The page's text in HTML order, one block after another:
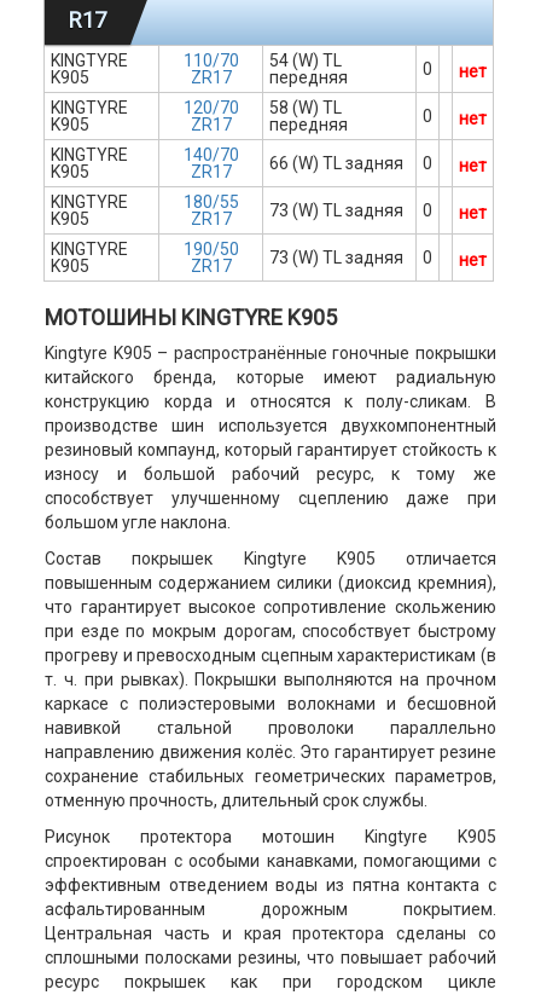
R17
KINGTYRE
K905
110/70
ZR17
54 (W) TL
передняя
0
нет
KINGTYRE
K905
120/70
ZR17
58 (W) TL
передняя
0
нет
KINGTYRE
K905
140/70
ZR17
66 (W) TL задняя 0
нет
KINGTYRE
K905
180/55
ZR17
73 (W) TL задняя 0
нет
KINGTYRE
K905
190/50
ZR17
73 (W) TL задняя 0 нет
МОТОШИНЫ KINGTYRE K905
Kingtyre K905 – распространённые гоночные покрышки
китайского бренда, которые имеют радиальную
конструкцию корда и относятся к полу-сликам. В
производстве шин используется двухкомпонентный
резиновый компаунд, который гарантирует стойкость к
износу и большой рабочий ресурс, к тому же
способствует улучшенному сцеплению даже при
большом угле наклона.
Состав покрышек Kingtyre K905 отличается
повышенным содержанием силики (диоксид кремния),
что гарантирует высокое сопротивление скольжению
при езде по мокрым дорогам, способствует быстрому
прогреву и превосходным сцепным характеристикам (в
т. ч. при рывках). Покрышки выполняются на прочном
каркасе с полиэстеровыми волокнами и бесшовной
навивкой стальной проволоки параллельно
направлению движения колёс. Это гарантирует резине
сохранение стабильных геометрических параметров,
отменную прочность, длительный срок службы.
Рисунок протектора мотошин Kingtyre K905
спроектирован с особыми канавками, помогающими с
эффективным отведением воды из пятна контакта с
асфальтированным дорожным покрытием.
Центральная часть и края протектора сделаны со
сплошными полосками резины, что повышает рабочий
ресурс покрышек как при городском цикле